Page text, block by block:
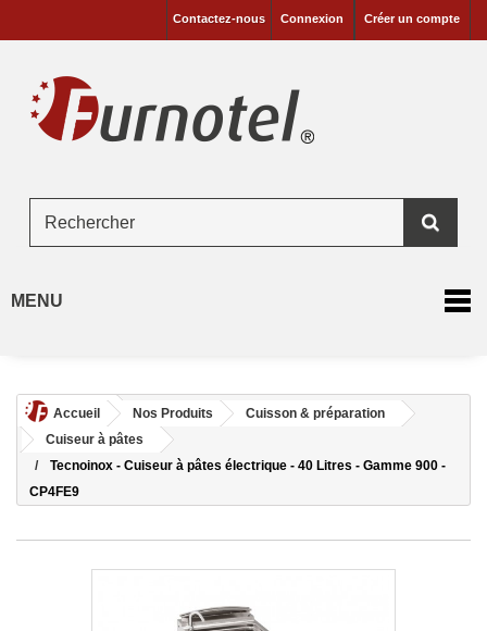
Créer un compte
Connexion
Contactez-nous
MENU
Accueil Nos Produits
Cuisson & préparation
Cuiseur à pâtes
Tecnoinox - Cuiseur à pâtes électrique - 40 Litres - Gamme 900 -
CP4FE9